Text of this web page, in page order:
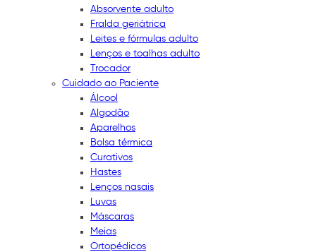
Absorvente adulto
Fralda geriátrica
Leites e fórmulas adulto
Lenços e toalhas adulto
Trocador
Cuidado ao Paciente
Álcool
Algodão
Aparelhos
Bolsa térmica
Curativos
Hastes
Lenços nasais
Luvas
Máscaras
Meias
Ortopédicos